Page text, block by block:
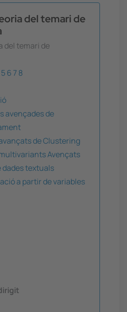
del temari de
del temari de
56 7 8
avençades de
de Clustering
Avençats
dades textuals
a partir de variables